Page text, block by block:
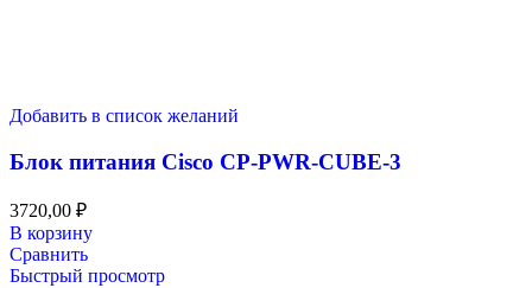
Добавить в список желаний
Блок питания Cisco CP-PWR-CUBE-3
3720,00 ₽
В корзину
Сравнить
Быстрый просмотр